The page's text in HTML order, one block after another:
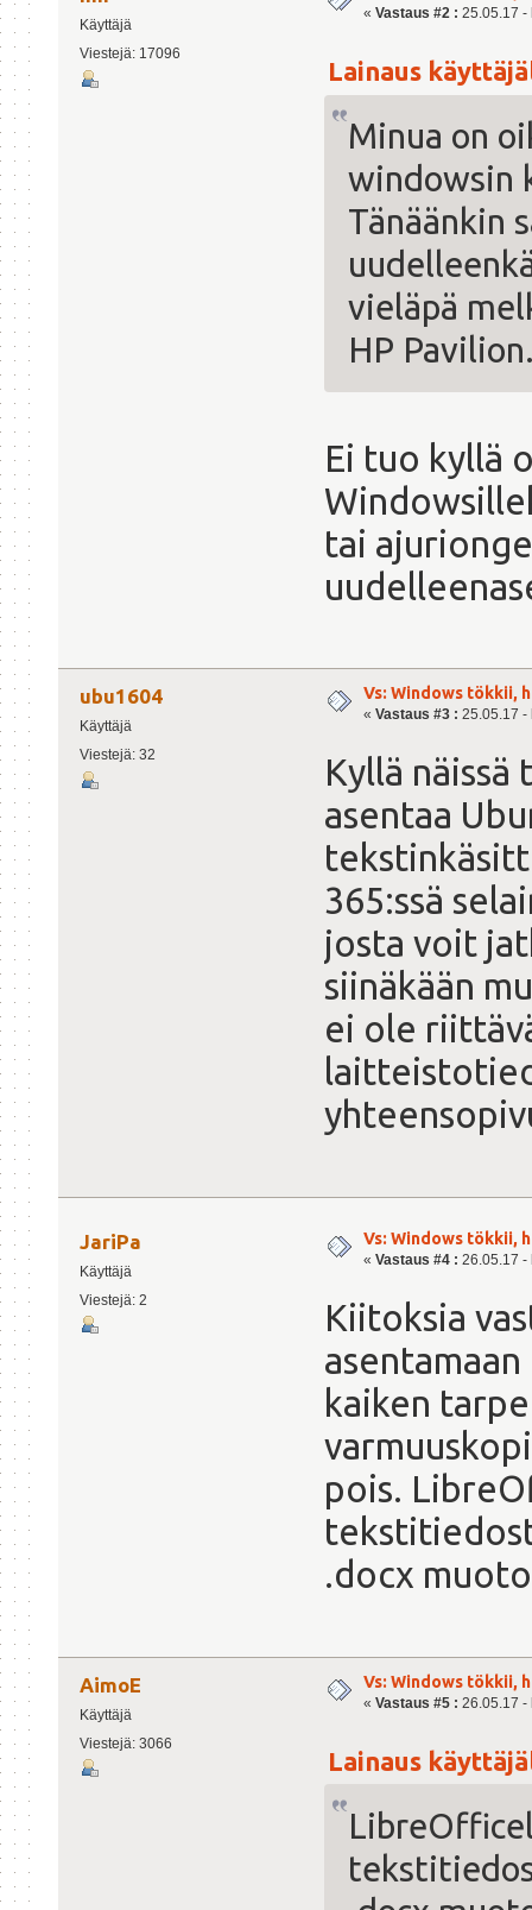
Käyttäjä
Viestejä: 17096
« Vastaus #2 : 25.05.17 -
Lainaus
Minua on
windowsin
Tänäänkin
vieläpä
HP
Ei tuo kyllä
tai
ubu1604
Käyttäjä
Viestejä: 32
Vs: Windows tökkii,
« Vastaus #3 : 25.05.17 -
Kyllä
asentaa
365:ssä
josta voit
siinäkään
ei ole
JariPa
Käyttäjä
Viestejä: 2
Vs: Windows tökkii,
« Vastaus #4 : 26.05.17 -
Kiitoksia
kaiken
pois.
.docx
AimoE
Käyttäjä
Viestejä: 3066
Vs: Windows tökkii,
« Vastaus #5 : 26.05.17 -
Lainaus